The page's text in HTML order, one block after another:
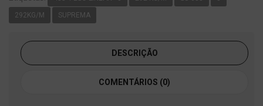
292KG/M SUPREMA
DESCRIÇÃO
COMENTÁRIOS (0)